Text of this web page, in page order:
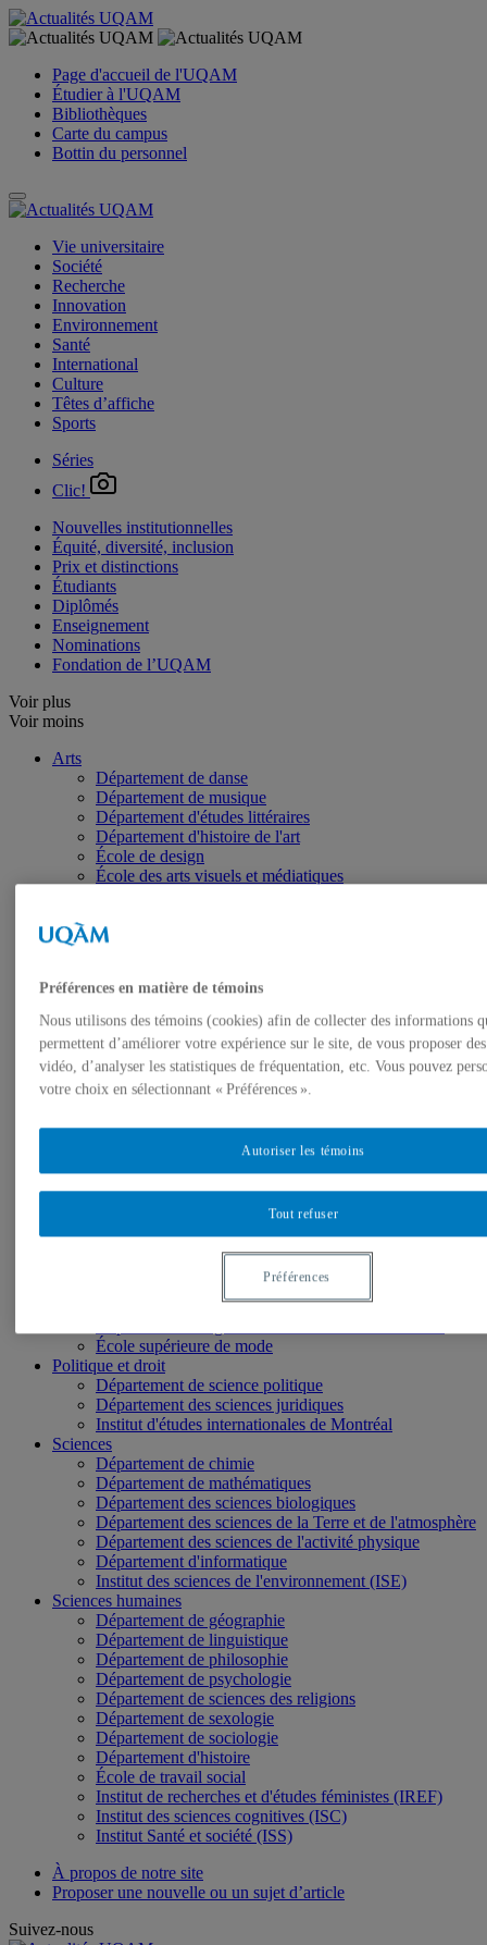
Page d'accueil de l'UQAM
Étudier à l'UQAM
Bibliothèques
Carte du campus
Bottin du personnel
Vie universitaire
Société
Recherche
Innovation
Environnement
Santé
International
Culture
Têtes d’affiche
Sports
Séries
Clic!
Nouvelles institutionnelles
Équité, diversité, inclusion
Prix et distinctions
Étudiants
Diplômés
Enseignement
Nominations
Fondation de l’UQAM
Voir plus
Voir moins
Arts
Département de danse
Département de musique
Département d'études littéraires
Département d'histoire de l'art
École de design
École des arts visuels et médiatiques
Communication
École des médias
Éducation
Département de didactique
Département de didactique des langues
Département d'éducation et formation spécialisées
Département d'éducation et pédagogie
Département de finance
Département de management
Département de marketing
Département de stratégie, responsabilité sociale et
Département des sciences économiques
Département d’analytique, opérations et technologies
Département d'études urbaines et touristiques
École supérieure de mode
Politique et droit
Département de science politique
Département des sciences juridiques
Institut d'études internationales de Montréal
Sciences
Département de chimie
Département de mathématiques
Département des sciences biologiques
Département des sciences de la Terre et de l'atmosphère
Département des sciences de l'activité physique
Département d'informatique
Institut des sciences de l'environnement (ISE)
Sciences humaines
Département de géographie
Département de linguistique
Département de philosophie
Département de psychologie
Département de sciences des religions
Département de sexologie
Département de sociologie
Département d'histoire
École de travail social
Institut de recherches et d'études féministes (IREF)
Institut des sciences cognitives (ISC)
Institut Santé et société (ISS)
À propos de notre site
Proposer une nouvelle ou un sujet d’article
Suivez-nous
Préférences en matière de témoins
Nous utilisons des témoins (cookies) afin de collecter des informations
permettent d’améliorer votre expérience sur le site, de vous proposer
vidéo, d’analyser les statistiques de fréquentation, etc. Vous pouvez
votre choix en sélectionnant « Préférences ».
Tout refuser
Autoriser les témoins
Préférences